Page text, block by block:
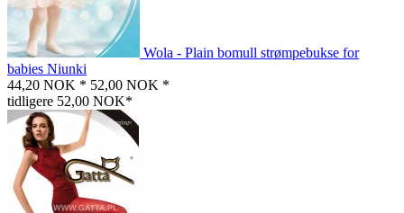
Wola - Plain bomull strømpebukse for
babies Niunki
44,20 NOK * 52,00 NOK *
tidligere 52,00 NOK*